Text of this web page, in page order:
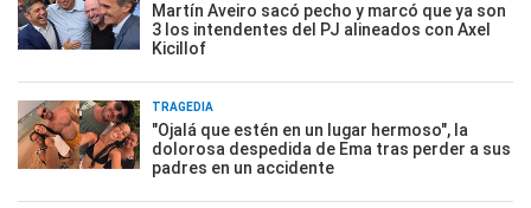
Martín Aveiro sacó pecho y marcó que ya son
3 los intendentes del PJ alineados con Axel
Kicillof
TRAGEDIA
"Ojalá que estén en un lugar hermoso", la
dolorosa despedida de Ema tras perder a sus
padres en un accidente